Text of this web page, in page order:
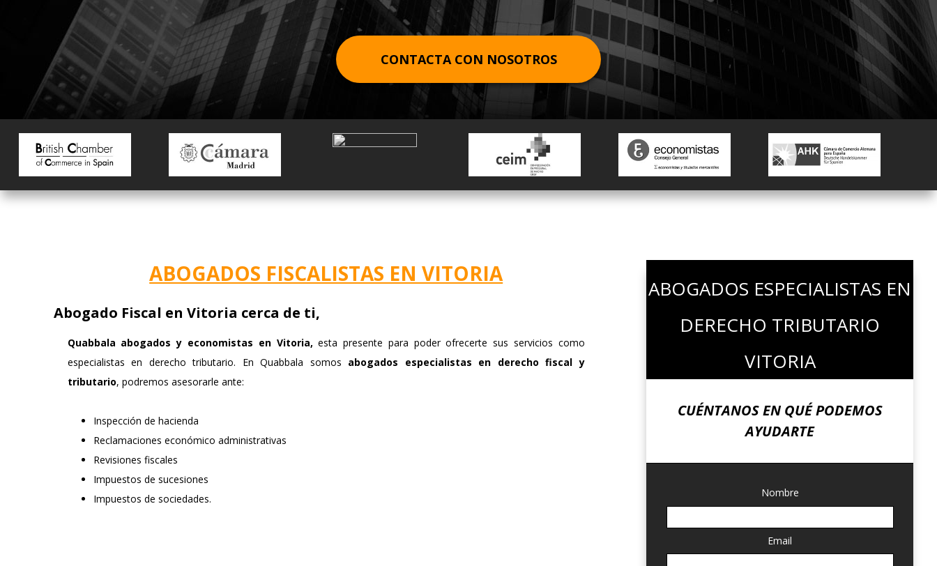
CONTRACTS
DERECHO FINANCIERO Y TRIBUTARIO
DERECHO PENAL ECONÓMICO MODELO 720
DERECHO COMUNITARIO EUROPEO E
DUE DILIGENCE FINANCIERA
ELABORACIÓN DE PLAN ESTRATÉGICO
PLANES ECONÓMICO-FINANCIEROS
PERITAJE JURÍDICO FINANCIERO
MADRID
MÁLAGA
SEVILLA
CONTACTA CON NOSOTROS
ABOGADOS FISCALISTAS EN VITORIA
Abogado Fiscal en Vitoria cerca de ti,
Quabbala abogados y economistas en Vitoria, esta presente para poder ofrecerte sus servicios como
especialistas en derecho tributario. En Quabbala somos abogados especialistas en derecho fiscal y
tributario, podremos asesorarle ante:
Inspección de hacienda
Reclamaciones económico administrativas
Revisiones fiscales
Impuestos de sucesiones
Impuestos de sociedades.
ABOGADOS ESPECIALISTAS EN
DERECHO TRIBUTARIO
VITORIA
CUÉNTANOS EN QUÉ PODEMOS
AYUDARTE
Nombre
Email